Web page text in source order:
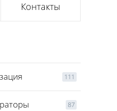
Контакты
111
87